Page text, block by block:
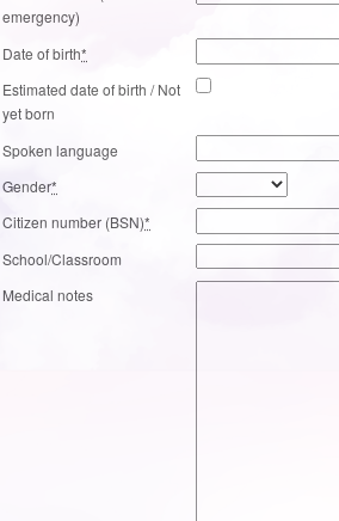
emergency)
Date of birth*
Estimated date of birth / Not
yet born
Spoken language
Gender*
Citizen number (BSN)*
School/Classroom
Medical notes